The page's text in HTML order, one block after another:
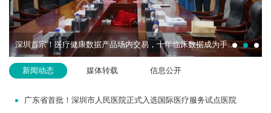
深圳首宗！医疗健康数据产品场内交易，十年临床数据成为手术机器人研发“燃料”
新闻动态 媒体转载 信息公开
广东省首批！深圳市人民医院正式入选国际医疗服务试点医院